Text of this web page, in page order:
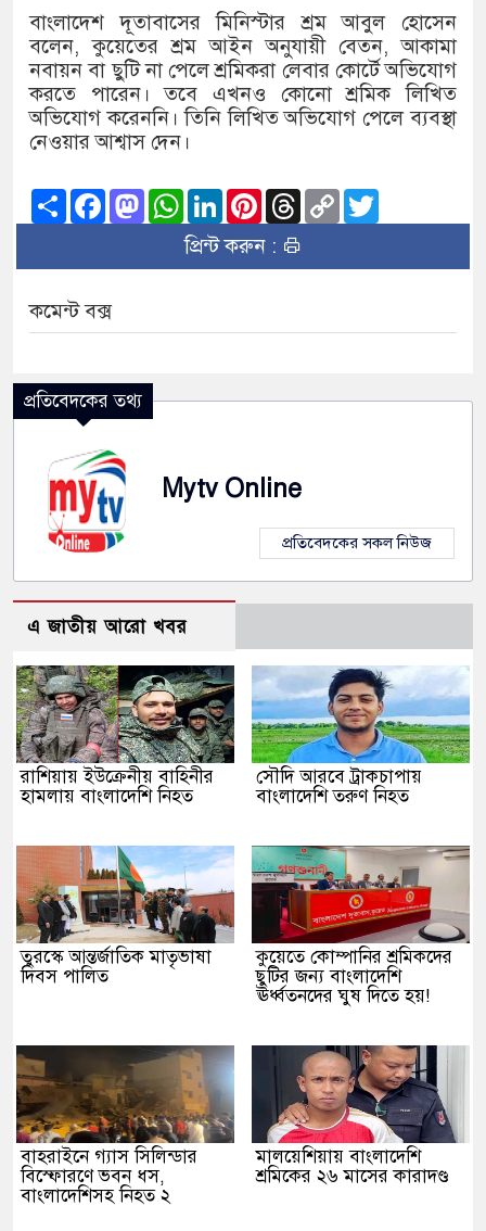
প্রধানমন্ত্রীর সঙ্গে নবনিযুক্ত
হামের উপসর্গে আরও ৬ প্রাণহানি,
অবশেষে পদত্যাগ করলেন ভারতের
বাংলাদেশ দূতাবাসের মিনিস্টার শ্রম আবুল হোসেন
বলেন, কুয়েতের শ্রম আইন অনুযায়ী বেতন, আকামা
নবায়ন বা ছুটি না পেলে শ্রমিকরা লেবার কোর্টে অভিযোগ
করতে পারেন। তবে এখনও কোনো শ্রমিক লিখিত
অভিযোগ করেননি। তিনি লিখিত অভিযোগ পেলে ব্যবস্থা
নেওয়ার আশ্বাস দেন।
ShareFacebook
Mastodon
WhatsApp
LinkedInPinterest
Threads
Copy
Link
প্রিন্ট করুন :
কমেন্ট বক্স
প্রতিবেদকের তথ্য
Mytv Online
প্রতিবেদকের সকল নিউজ
এ জাতীয় আরো খবর
রাশিয়ায় ইউক্রেনীয় বাহিনীর
হামলায় বাংলাদেশি নিহত
সৌদি আরবে ট্রাকচাপায়
বাংলাদেশি তরুণ নিহত
তুরস্কে আন্তর্জাতিক মাতৃভাষা
দিবস পালিত
কুয়েতে কোম্পানির শ্রমিকদের
ছুটির জন্য বাংলাদেশি
ঊর্ধ্বতনদের ঘুষ দিতে হয়!
বাহরাইনে গ্যাস সিলিন্ডার
বিস্ফোরণে ভবন ধস,
বাংলাদেশিসহ নিহত ২
মালয়েশিয়ায় বাংলাদেশি
শ্রমিকের ২৬ মাসের কারাদণ্ড